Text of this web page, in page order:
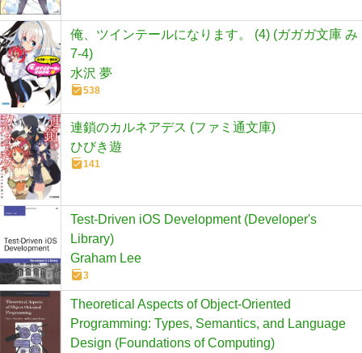
俺、ツインテールになります。 (4) (ガガガ文庫 み
7-4)
水沢 夢
538
連鎖のカルネアデス (ファミ通文庫)
ひびき遊
141
Test-Driven iOS Development (Developer's
Library)
Graham Lee
3
Theoretical Aspects of Object-Oriented
Programming: Types, Semantics, and Language
Design (Foundations of Computing)